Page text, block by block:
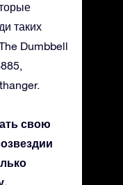
таких
Dumbbell
свою